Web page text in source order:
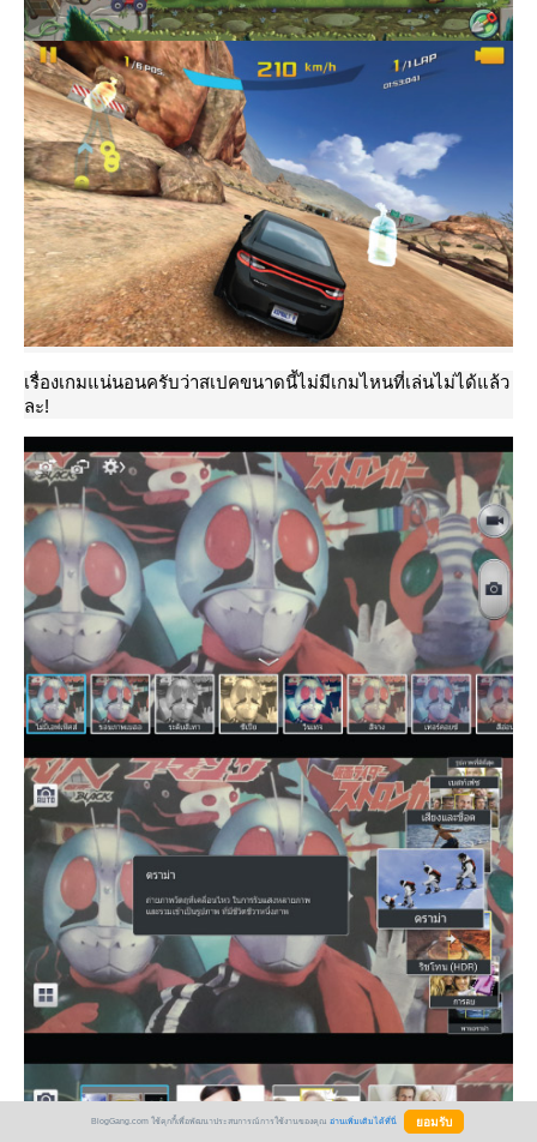
เรื่องเกมแน่นอนครับว่าสเปคขนาดนี้ไม่มีเกมไหนที่เล่นไม่ได้แล้ว
ละ!
BlogGang.com ใช้คุกกี้เพื่อพัฒนาประสบการณ์การใช้งานของคุณ อ่านเพิ่มเติมได้ที่นี่